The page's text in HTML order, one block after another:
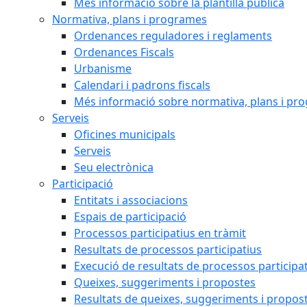
Normativa, plans i programes
Ordenances reguladores i reglaments
Ordenances Fiscals
Urbanisme
Calendari i padrons fiscals
Més informació sobre normativa, plans i
Serveis
Oficines municipals
Serveis
Seu electrònica
Participació
Entitats i associacions
Espais de participació
Processos participatius en tràmit
Resultats de processos participatius
Execució de resultats de processos
Queixes, suggeriments i propostes
Resultats de queixes, suggeriments i